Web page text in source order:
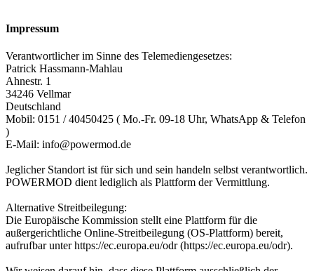
Impressum
Verantwortlicher im Sinne des Telemediengesetzes:
Patrick Hassmann-Mahlau
Ahnestr. 1
34246 Vellmar
Deutschland
Mobil: 0151 / 40450425 ( Mo.-Fr. 09-18 Uhr, WhatsApp & Telefon
)
E-Mail: info@powermod.de
Jeglicher Standort ist für sich und sein handeln selbst verantwortlich.
POWERMOD dient lediglich als Plattform der Vermittlung.
Alternative Streitbeilegung:
Die Europäische Kommission stellt eine Plattform für die
außergerichtliche Online-Streitbeilegung (OS-Plattform) bereit,
aufrufbar unter https://ec.europa.eu/odr (https://ec.europa.eu/odr).